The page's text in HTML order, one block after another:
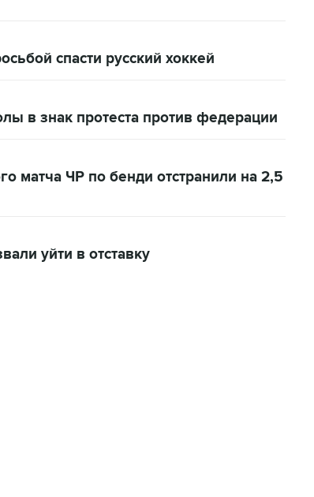
спасти русский хоккей
в знак протеста против федерации
матча ЧР по бенди отстранили на 2,5
уйти в отставку